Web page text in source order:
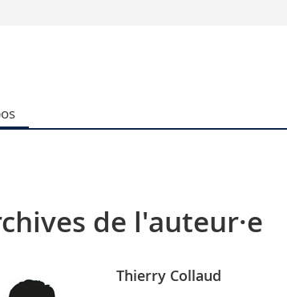
et sociales et management
humaines
de l'auteur·e
Thierry Collaud